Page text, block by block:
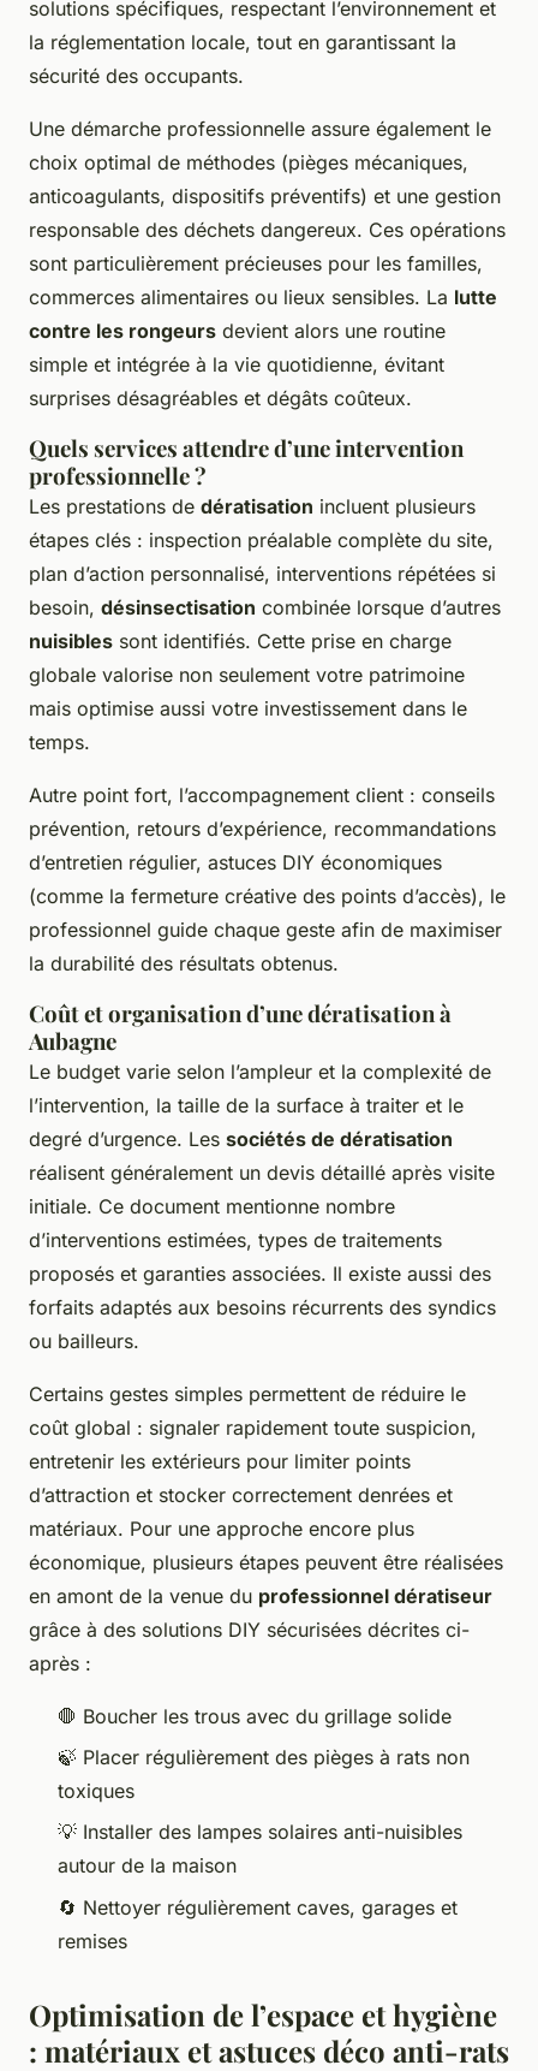
solutions spécifiques, respectant l’environnement et
la réglementation locale, tout en garantissant la
sécurité des occupants.
Une démarche professionnelle assure également le
choix optimal de méthodes (pièges mécaniques,
anticoagulants, dispositifs préventifs) et une gestion
responsable des déchets dangereux. Ces opérations
sont particulièrement précieuses pour les familles,
commerces alimentaires ou lieux sensibles. La lutte
contre les rongeurs devient alors une routine
simple et intégrée à la vie quotidienne, évitant
surprises désagréables et dégâts coûteux.
Quels services attendre d’une intervention
professionnelle ?
Les prestations de dératisation incluent plusieurs
étapes clés : inspection préalable complète du site,
plan d’action personnalisé, interventions répétées si
besoin, désinsectisation combinée lorsque d’autres
nuisibles sont identifiés. Cette prise en charge
globale valorise non seulement votre patrimoine
mais optimise aussi votre investissement dans le
temps.
Autre point fort, l’accompagnement client : conseils
prévention, retours d’expérience, recommandations
d’entretien régulier, astuces DIY économiques
(comme la fermeture créative des points d’accès), le
professionnel guide chaque geste afin de maximiser
la durabilité des résultats obtenus.
Coût et organisation d’une dératisation à
Aubagne
Le budget varie selon l’ampleur et la complexité de
l’intervention, la taille de la surface à traiter et le
degré d’urgence. Les sociétés de dératisation
réalisent généralement un devis détaillé après visite
initiale. Ce document mentionne nombre
d’interventions estimées, types de traitements
proposés et garanties associées. Il existe aussi des
forfaits adaptés aux besoins récurrents des syndics
ou bailleurs.
Certains gestes simples permettent de réduire le
coût global : signaler rapidement toute suspicion,
entretenir les extérieurs pour limiter points
d’attraction et stocker correctement denrées et
matériaux. Pour une approche encore plus
économique, plusieurs étapes peuvent être réalisées
en amont de la venue du professionnel dératiseur
grâce à des solutions DIY sécurisées décrites ci-
après :
🛑 Boucher les trous avec du grillage solide
🍃 Placer régulièrement des pièges à rats non
toxiques
💡 Installer des lampes solaires anti-nuisibles
autour de la maison
🔄 Nettoyer régulièrement caves, garages et
remises
Optimisation de l’espace et hygiène
: matériaux et astuces déco anti-rats